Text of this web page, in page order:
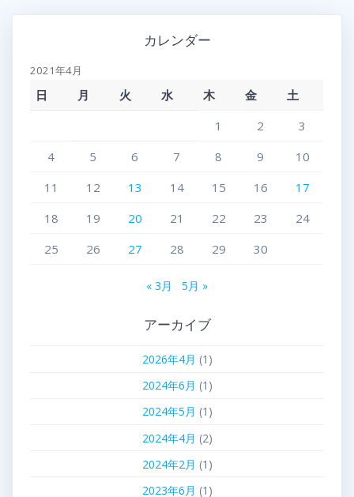
カレンダー
2021年4月
日 月 火 水 木 金
土
1
2
3
4
5 6 7 8 9
10
11
12 13 14 15 16
17
18
19 20 21 22 23
24
25
26 27 28 29 30
« 3月 5月 »
アーカイブ
2026年4月 (1)
2024年6月 (1)
2024年5月 (1)
2024年4月 (2)
2024年2月 (1)
2023年6月 (1)